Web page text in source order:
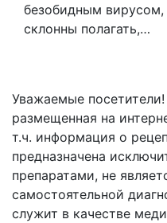
безобидным вирусом,
склонны полагать,…
Уважаемые
размещенная на
т.ч. информация о
предназначена
препаратами, не
самостоятельной
служит в качестве